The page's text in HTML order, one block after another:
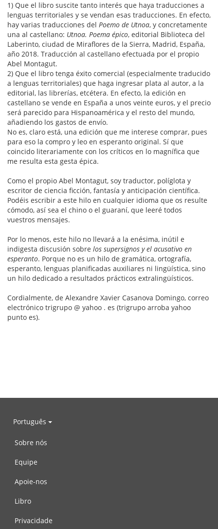
1) Que el libro suscite tanto interés que haya traducciones a
lenguas territoriales y se vendan esas traducciones. En efecto,
hay varias traducciones del Poemo de Utnoa, y concretamente
una al castellano: Utnoa. Poema épico, editorial Biblioteca del
Laberinto, ciudad de Miraflores de la Sierra, Madrid, España,
año 2018. Traducción al castellano efectuada por el propio
Abel Montagut.
2) Que el libro tenga éxito comercial (especialmente traducido
a lenguas territoriales) que haga ingresar plata al autor, a la
editorial, las librerías, etcétera. En efecto, la edición en
castellano se vende en España a unos veinte euros, y el precio
será parecido para Hispanoamérica y el resto del mundo,
añadiendo los gastos de envío.
No es, claro está, una edición que me interese comprar, pues
para eso la compro y leo en esperanto original. Sí que
coincido literariamente con los críticos en lo magnífica que
me resulta esta gesta épica.
Como el propio Abel Montagut, soy traductor, políglota y
escritor de ciencia ficción, fantasía y anticipación científica.
Podéis escribir a este hilo en cualquier idioma que os resulte
cómodo, así sea el chino o el guaraní, que leeré todos
vuestros mensajes.
Por lo menos, este hilo no llevará a la enésima, inútil e
indigesta discusión sobre los supersignos y el acusativo en
esperanto. Porque no es un hilo de gramática, ortografía,
esperanto, lenguas planificadas auxiliares ni lingüística, sino
un hilo dedicado a resultados prácticos extralingüísticos.
Cordialmente, de Alexandre Xavier Casanova Domingo, correo
electrónico trigrupo @ yahoo . es (trigrupo arroba yahoo
punto es).
Português
Sobre nós
Equipe
Apoie-nos
Libro
Privacidade